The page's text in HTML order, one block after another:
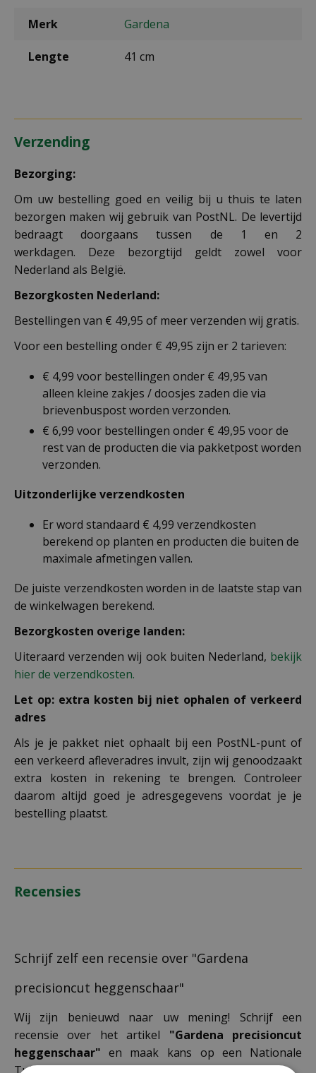
Merk Gardena
Lengte 41 cm
Verzending
Bezorging:
Om uw bestelling goed en veilig bij u thuis te laten
bezorgen maken wij gebruik van PostNL. De levertijd
bedraagt doorgaans tussen de 1 en 2
werkdagen. Deze bezorgtijd geldt zowel voor
Nederland als België.
Bezorgkosten Nederland:
Bestellingen van € 49,95 of meer verzenden wij gratis.
Voor een bestelling onder € 49,95 zijn er 2 tarieven:
€ 4,99 voor bestellingen onder € 49,95 van
alleen kleine zakjes / doosjes zaden die via
brievenbuspost worden verzonden.
€ 6,99 voor bestellingen onder € 49,95 voor de
rest van de producten die via pakketpost worden
verzonden.
Uitzonderlijke verzendkosten
Er word standaard € 4,99 verzendkosten
berekend op planten en producten die buiten de
maximale afmetingen vallen.
De juiste verzendkosten worden in de laatste stap van
de winkelwagen berekend.
Bezorgkosten overige landen:
Uiteraard verzenden wij ook buiten Nederland, bekijk
hier de verzendkosten.
Let op: extra kosten bij niet ophalen of verkeerd
adres
Als je je pakket niet ophaalt bij een PostNL-punt of
een verkeerd afleveradres invult, zijn wij genoodzaakt
extra kosten in rekening te brengen. Controleer
daarom altijd goed je adresgegevens voordat je je
bestelling plaatst.
Recensies
Schrijf zelf een recensie over "Gardena
precisioncut heggenschaar"
Wij zijn benieuwd naar uw mening! Schrijf een
recensie over het artikel "Gardena precisioncut
heggenschaar" en maak kans op een Nationale